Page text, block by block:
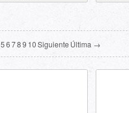
56789 10Siguiente Última →